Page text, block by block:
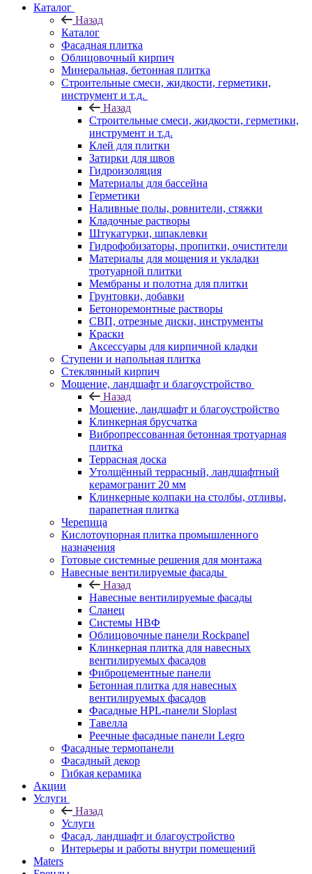
Каталог
Назад
Каталог
Фасадная плитка
Облицовочный кирпич
Минеральная, бетонная плитка
Строительные смеси, жидкости, герметики,
инструмент и т.д.
Назад
Строительные смеси, жидкости, герметики,
инструмент и т.д.
Клей для плитки
Затирки для швов
Гидроизоляция
Материалы для бассейна
Герметики
Наливные полы, ровнители, стяжки
Кладочные растворы
Штукатурки, шпаклевки
Гидрофобизаторы, пропитки, очистители
Материалы для мощения и укладки
тротуарной плитки
Мембраны и полотна для плитки
Грунтовки, добавки
Бетоноремонтные растворы
СВП, отрезные диски, инструменты
Краски
Аксессуары для кирпичной кладки
Ступени и напольная плитка
Cтеклянный кирпич
Мощение, ландшафт и благоустройство
Назад
Мощение, ландшафт и благоустройство
Клинкерная брусчатка
Вибропрессованная бетонная тротуарная
плитка
Террасная доска
Утолщённый террасный, ландшафтный
керамогранит 20 мм
Клинкерные колпаки на столбы, отливы,
парапетная плитка
Черепица
Кислотоупорная плитка промышленного
назначения
Готовые системные решения для монтажа
Навесные вентилируемые фасады
Назад
Навесные вентилируемые фасады
Сланец
Системы НВФ
Облицовочные панели Rockpanel
Клинкерная плитка для навесных
вентилируемых фасадов
Фиброцементные панели
Бетонная плитка для навесных
вентилируемых фасадов
Фасадные HPL-панели Sloplast
Тавелла
Реечные фасадные панели Legro
Фасадные термопанели
Фасадный декор
Гибкая керамика
Акции
Услуги
Назад
Услуги
Фасад, ландшафт и благоустройство
Интерьеры и работы внутри помещений
Maters